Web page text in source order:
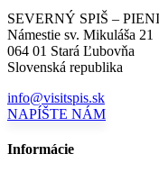
SEVERNÝ SPIŠ –
Námestie sv. Mikuláša 21
064 01 Stará Ľubovňa
Slovenská republika
info@visitspis.sk
NAPÍŠTE NÁM
Informácie